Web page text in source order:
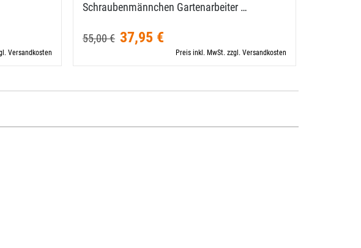
Versandkosten
Schraubenmännchen Gartenarbeiter …
55,00 € 37,95 €
Preis inkl. MwSt. zzgl. Versandkosten